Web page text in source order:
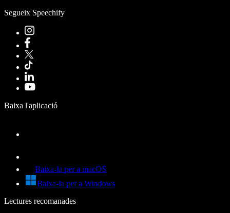
Segueix Speechify
Baixa l'aplicació
Baixa-la per a macOS
Baixa-la per a Windows
Lectures recomanades